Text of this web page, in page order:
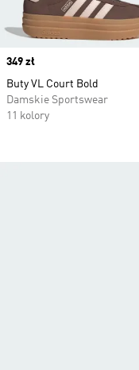
Price
349 zł
Buty VL Court Bold
Damskie Sportswear
11 kolory